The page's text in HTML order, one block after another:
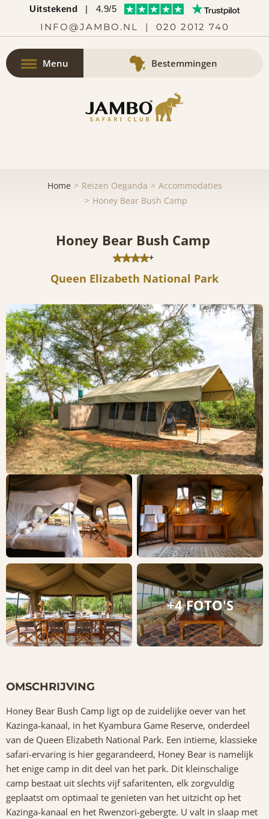
Uitstekend | 4.9/5
INFO@JAMBO.NL | 020 2012 740
Menu Bestemmingen
Home Reizen Oeganda
Accommodaties
Honey Bear Bush Camp
Honey Bear Bush Camp
+
Queen Elizabeth National Park
+4 FOTO'S
OMSCHRIJVING
Honey Bear Bush Camp ligt op de zuidelijke oever van het
Kazinga-kanaal, in het Kyambura Game Reserve, onderdeel
van de Queen Elizabeth National Park. Een intieme, klassieke
safari-ervaring is hier gegarandeerd, Honey Bear is namelijk
het enige camp in dit deel van het park. Dit kleinschalige
camp bestaat uit slechts vijf safaritenten, elk zorgvuldig
geplaatst om optimaal te genieten van het uitzicht op het
Kazinga-kanaal en het Rwenzori-gebergte. U valt in slaap met